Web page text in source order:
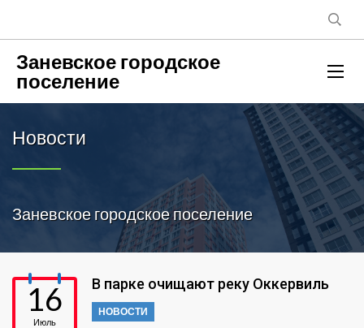
Заневское городское
поселение
Новости
Заневское городское поселение
16
Июль
В парке очищают реку Оккервиль
НОВОСТИ